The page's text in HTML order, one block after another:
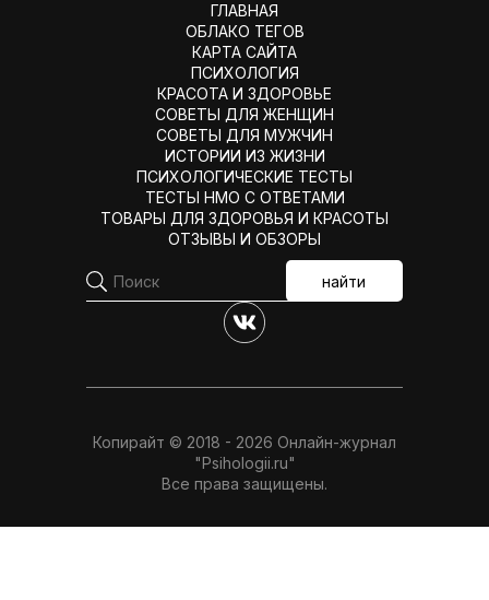
ГЛАВНАЯ
ОБЛАКО ТЕГОВ
КАРТА САЙТА
ПСИХОЛОГИЯ
КРАСОТА И ЗДОРОВЬЕ
СОВЕТЫ ДЛЯ ЖЕНЩИН
СОВЕТЫ ДЛЯ МУЖЧИН
ИСТОРИИ ИЗ ЖИЗНИ
ПСИХОЛОГИЧЕСКИЕ ТЕСТЫ
ТЕСТЫ НМО С ОТВЕТАМИ
ТОВАРЫ ДЛЯ ЗДОРОВЬЯ И КРАСОТЫ
ОТЗЫВЫ И ОБЗОРЫ
найти
Копирайт © 2018 - 2026 Онлайн-журнал
"Psihologii.ru"
Все права защищены.